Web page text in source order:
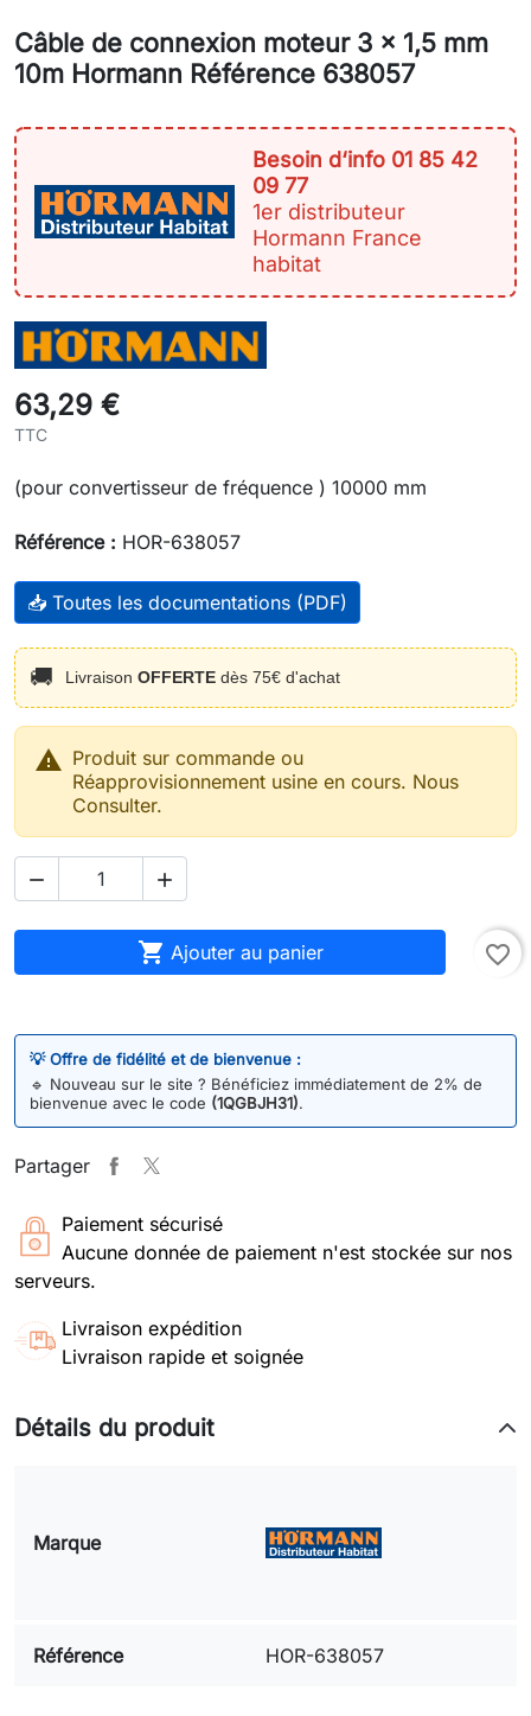
Câble de connexion moteur 3 x 1,5 mm
10m Hormann Référence 638057
Besoin d‘info 01 85 42
09 77
1er distributeur
Hormann France
habitat
63,29 €
TTC
(pour convertisseur de fréquence ) 10000 mm
Référence : HOR-638057
📥 Toutes les documentations (PDF)
🚚 Livraison OFFERTE dès 75€ d'achat
 Produit sur commande ou
Réapprovisionnement usine en cours. Nous
Consulter.
 
 Ajouter au panier favorite_border
💡 Offre de fidélité et de bienvenue :
🔹 Nouveau sur le site ? Bénéficiez immédiatement de 2% de
bienvenue avec le code (1QGBJH31).
Partager
Paiement sécurisé
Aucune donnée de paiement n'est stockée sur nos
serveurs.
Livraison expédition
Livraison rapide et soignée
Détails du produit
Marque
Référence HOR-638057